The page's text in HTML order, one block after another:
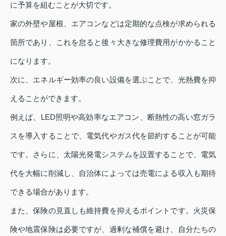
に予算を組むことが大切です。
家の外壁や屋根、エアコンなどは定期的な点検が求められる
箇所であり、これを怠ると後々大きな修理費用がかかること
になります。
次に、エネルギー効率の良い設備を選ぶことで、光熱費を抑
えることができます。
例えば、LED照明や高効率なエアコン、断熱性の高い窓ガラ
スを導入することで、電気代やガス代を節約することが可能
です。さらに、太陽光発電システムを設置することで、電気
代を大幅に削減し、自治体によっては売電による収入も期待
できる場合があります。
また、保険の見直しも維持費を抑えるポイントです。火災保
険や地震保険は必要ですが、過剰な補償を避け、自分たちの